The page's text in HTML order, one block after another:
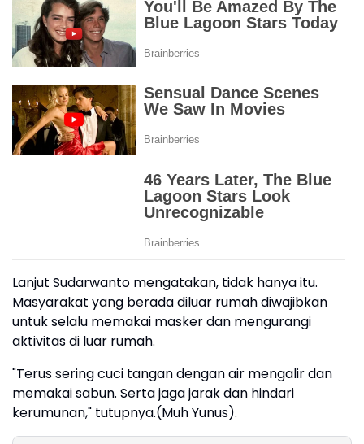
Lanjut Sudarwanto mengatakan, tidak hanya itu.
Masyarakat yang berada diluar rumah diwajibkan
untuk selalu memakai masker dan mengurangi
aktivitas di luar rumah.
"Terus sering cuci tangan dengan air mengalir dan
memakai sabun. Serta jaga jarak dan hindari
kerumunan," tutupnya.(Muh Yunus).